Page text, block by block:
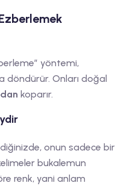
yöntemi,
döndürür. Onları doğal
koparır.
onun sadece bir
bukalemun
renk, yani anlam